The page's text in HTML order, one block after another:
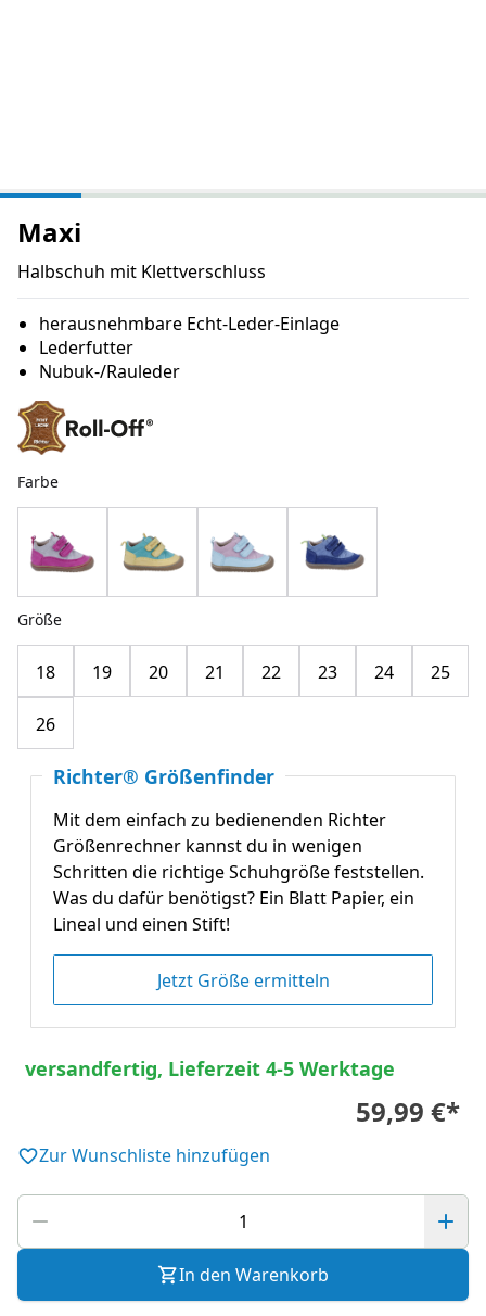
Maxi
Halbschuh mit Klettverschluss
herausnehmbare Echt-Leder-Einlage
Lederfutter
Nubuk-/Rauleder
Farbe
Größe
18 19 20 21 22 23 24 25
26
Richter® Größenfinder
Mit dem einfach zu bedienenden Richter
Größenrechner kannst du in wenigen
Schritten die richtige Schuhgröße feststellen.
Was du dafür benötigst? Ein Blatt Papier, ein
Lineal und einen Stift!
Jetzt Größe ermitteln
versandfertig, Lieferzeit 4-5 Werktage
59,99 €*
Zur Wunschliste hinzufügen
In den Warenkorb